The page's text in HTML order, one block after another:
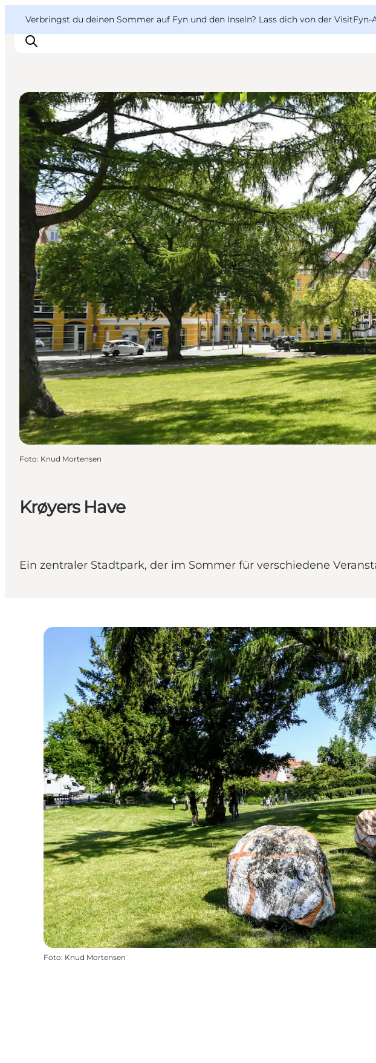
Verbringst du deinen Sommer auf Fyn und den Inseln? Lass dich von der
Reise Ideen
Outdoor & bike
Essen & trinken
Übernachtung
VisitFyn
Deutsch
Krøyers Have
Ein zentraler Stadtpark, der im Sommer für verschiedene
Parks & Gärten
Foto: Knud Mortensen
Foto: Knud Mortensen